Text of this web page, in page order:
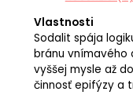
Vlastnosti
Sodalit spája
bránu vnímavého
vyššej mysle až
činnosť epifýzy a